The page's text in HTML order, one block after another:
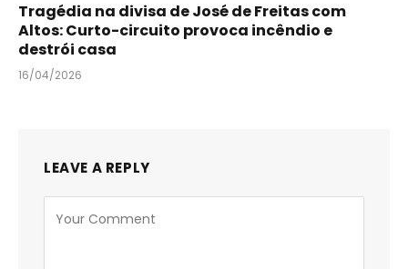
Tragédia na divisa de José de Freitas com
Altos: Curto-circuito provoca incêndio e
destrói casa
16/04/2026
LEAVE A REPLY